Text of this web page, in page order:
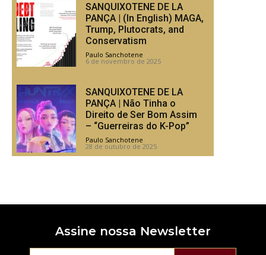
SANQUIXOTENE DE LA
PANÇA | (In English) MAGA,
Trump, Plutocrats, and
Conservatism
Paulo Sanchotene -
6 de novembro de 2025
SANQUIXOTENE DE LA
PANÇA | Não Tinha o
Direito de Ser Bom Assim
– “Guerreiras do K-Pop”
Paulo Sanchotene -
28 de outubro de 2025
Assine nossa Newsletter